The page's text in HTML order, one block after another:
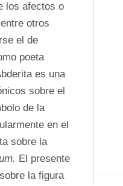
los afectos o
otros
el de
poeta
es una
sobre el
de la
en el
sobre la
El presente
la figura